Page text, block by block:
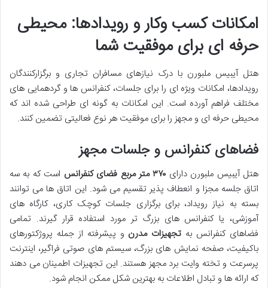
امکانات کسب وکار و رویدادها: محیطی
حرفه ای برای موفقیت شما
هتل آیبیس ملبورن با درک نیازهای مسافران تجاری و برگزارکنندگان
رویدادها، امکانات ویژه ای را برای جلسات، کنفرانس ها و گردهمایی های
مختلف فراهم آورده است. این امکانات به گونه ای طراحی شده اند که
محیطی حرفه ای و مجهز را برای موفقیت هر نوع فعالیتی تضمین کنند.
فضاهای کنفرانس و جلسات مجهز
هتل آیبیس ملبورن دارای ۳۷۰ متر مربع فضای کنفرانس
است که به سه
اتاق جلسه مجزا و انعطاف پذیر تقسیم می شود. این اتاق ها می توانند
بسته به نیاز رویداد، برای برگزاری جلسات کوچک کاری، کارگاه های
آموزشی، یا کنفرانس های بزرگ تر مورد استفاده قرار گیرند. تمامی
فضاهای کنفرانس به تجهیزات مدرن و پیشرفته از جمله پروژکتورهای
باکیفیت، صفحه نمایش های بزرگ، سیستم های صوتی فراگیر، اینترنت
پرسرعت و تخته وایت برد مجهز هستند. این تجهیزات اطمینان می دهند
که ارائه ها و تبادل اطلاعات به بهترین شکل ممکن انجام شود.